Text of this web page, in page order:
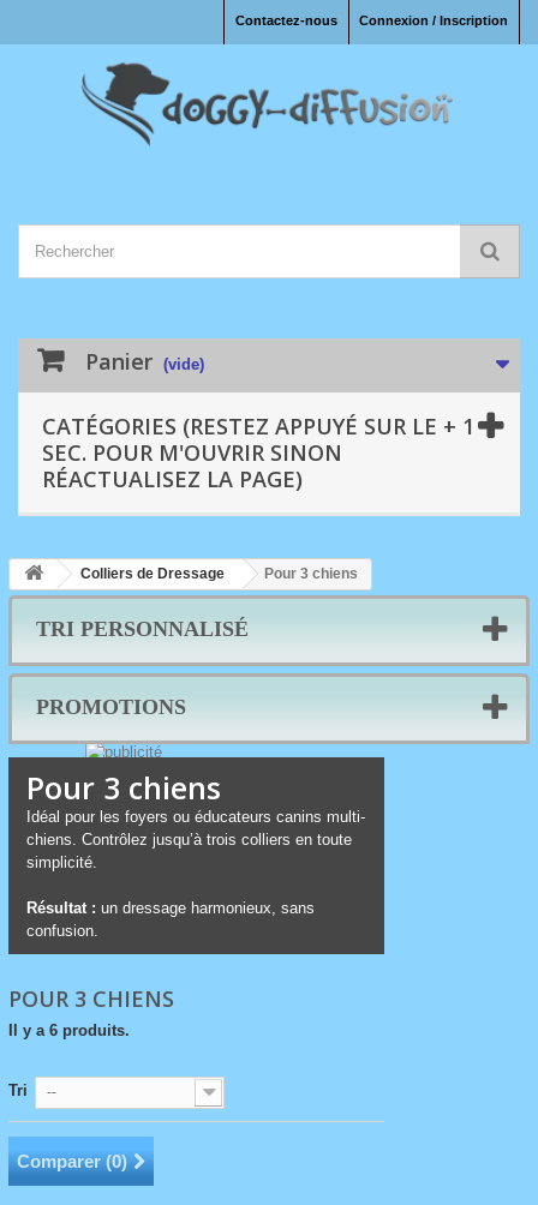
Connexion / Inscription
Contactez-nous
Panier (vide)
CATÉGORIES (RESTEZ APPUYÉ SUR LE + 1
SEC. POUR M'OUVRIR SINON
RÉACTUALISEZ LA PAGE)
Colliers de Dressage Pour 3 chiens
TRI PERSONNALISÉ
PROMOTIONS
Pour 3 chiens
Idéal pour les foyers ou éducateurs canins multi-
chiens. Contrôlez jusqu’à trois colliers en toute
simplicité.
Résultat : un dressage harmonieux, sans
confusion.
POUR 3 CHIENS
Il y a 6 produits.
Tri --
Comparer (0)